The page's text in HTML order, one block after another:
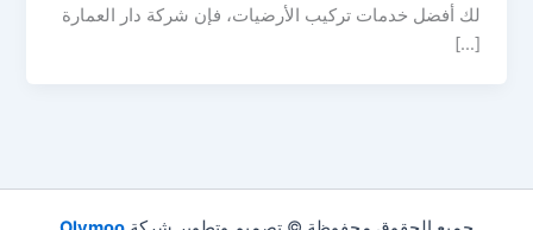
لك أفضل خدمات تركيب الأرضيات، فإن شركة دار العمارة
[…]